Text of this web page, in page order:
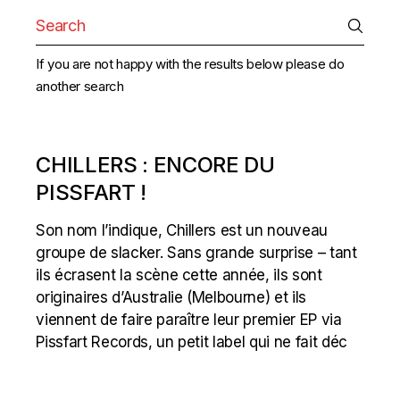
for:
If you are not happy with the results below please do
another search
CHILLERS : ENCORE DU
PISSFART !
Son nom l’indique, Chillers est un nouveau
groupe de slacker. Sans grande surprise – tant
ils écrasent la scène cette année, ils sont
originaires d’Australie (Melbourne) et ils
viennent de faire paraître leur premier EP via
Pissfart Records, un petit label qui ne fait déc